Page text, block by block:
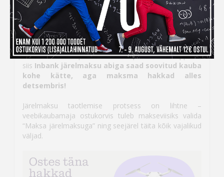
Inbank järelmaksuga ostes
maksad kauba eest alles
detsembris
Kui ihaldatud kaupade tellimiseks peaks raha nappima,
siis Inbank järelmaksu abiga saad soovitud kauba
kohe kätte, aga maksma hakkad alles
detsembris!
Järelmaksu taotlemise protsess on lihtne –
veebikaubamaja ostukorvis tuleb makseviisiks valida
“Maksa järelmaksuga” ning seejärel täita kõik vajalikud
väljad.